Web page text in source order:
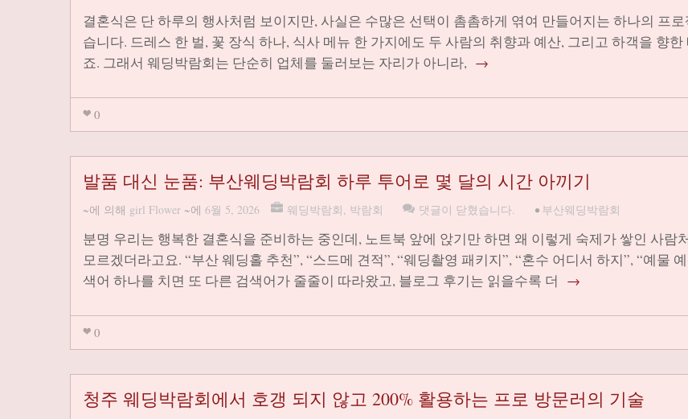
결혼식은 단 하루의 행사처럼 보이지만, 사실은 수많은 선택이 촘촘하게 엮여 만들어지는 하나의 프
습니다. 드레스 한 벌, 꽃 장식 하나, 식사 메뉴 한 가지에도 두 사람의 취향과 예산, 그리고 하객을 향한
죠. 그래서 웨딩박람회는 단순히 업체를 둘러보는 자리가 아니라, →
0
발품 대신 눈품: 부산웨딩박람회 하루 투어로 몇 달의 시간 아끼기
~에 의해 girl Flower ~에 6월 5, 2026 웨딩박람회, 박람회 댓글이 닫혔습니다. • 부산웨딩박람회
분명 우리는 행복한 결혼식을 준비하는 중인데, 노트북 앞에 앉기만 하면 왜 이렇게 숙제가 쌓인 사람
모르겠더라고요. “부산 웨딩홀 추천”, “스드메 견적”, “웨딩촬영 패키지”, “혼수 어디서 하지”, “예물
색어 하나를 치면 또 다른 검색어가 줄줄이 따라왔고, 블로그 후기는 읽을수록 더 →
0
청주 웨딩박람회에서 호갱 되지 않고 200% 활용하는 프로 방문러의 기술